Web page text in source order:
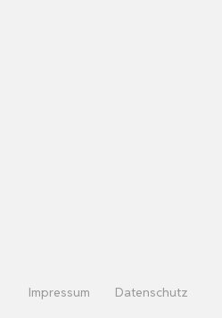
Impressum Datenschutz